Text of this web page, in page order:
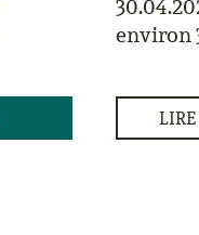
environ